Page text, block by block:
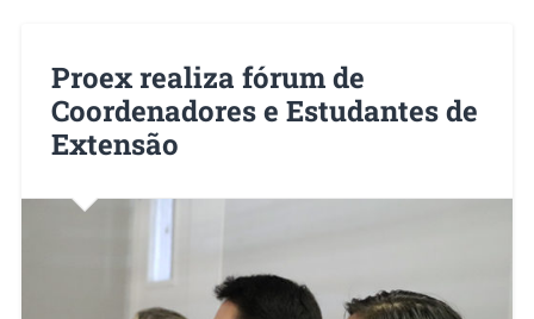
Proex realiza fórum de
Coordenadores e Estudantes de
Extensão